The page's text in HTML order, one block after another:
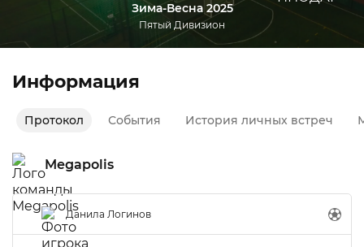
Зима-Весна 2025
Пятый Дивизион
Информация
Протокол События История личных встреч
Megapolis
Данила Логинов